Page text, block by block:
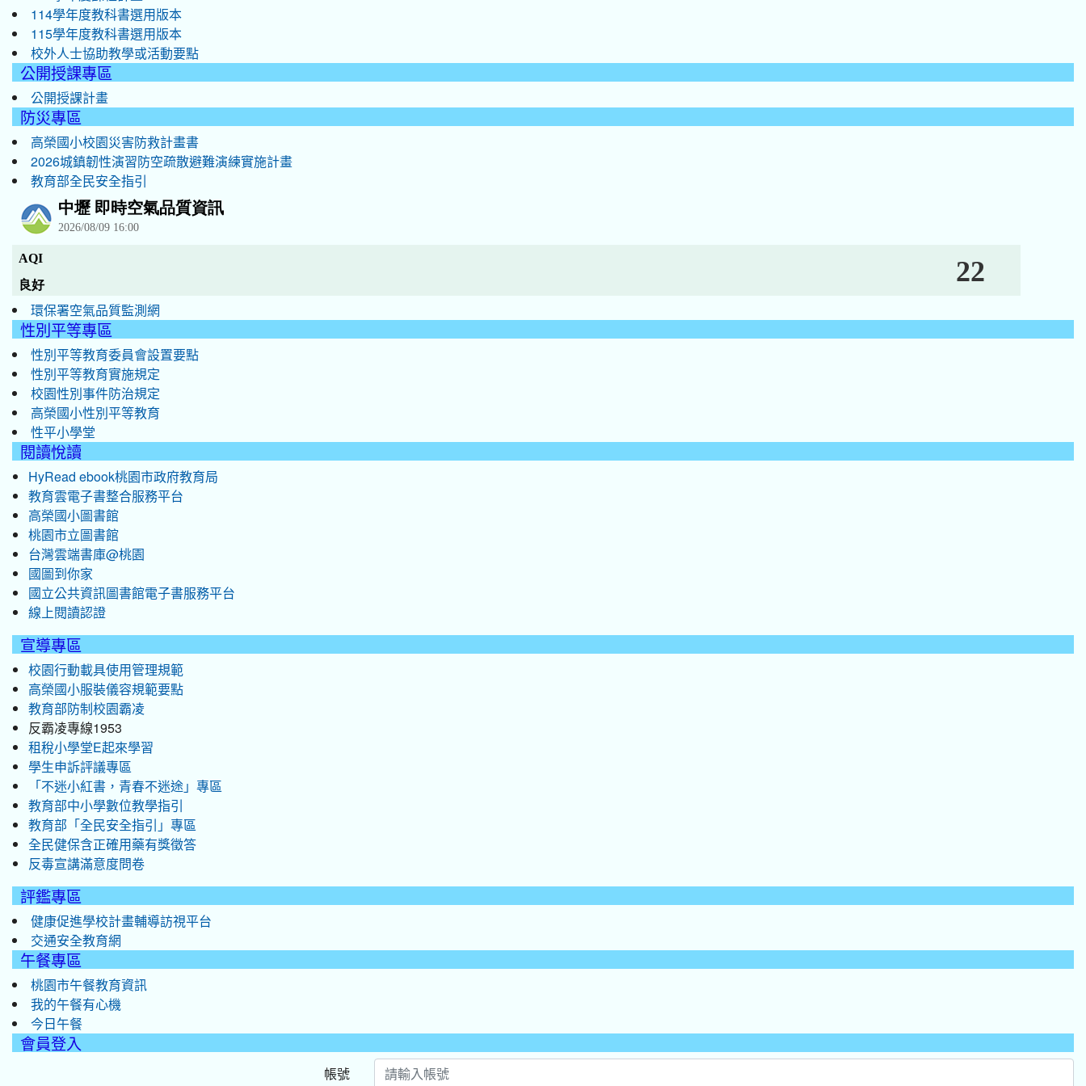
114學年度教科書選用版本
115學年度教科書選用版本
校外人士協助教學或活動要點
公開授課專區
公開授課計畫
防災專區
高榮國小校園災害防救計畫書
2026城鎮韌性演習防空疏散避難演練實施計畫
教育部全民安全指引
環保署空氣品質監測網
性別平等專區
性別平等教育委員會設置要點
性別平等教育實施規定
校園性別事件防治規定
高榮國小性別平等教育
性平小學堂
閱讀悅讀
HyRead ebook桃園市政府教育局
教育雲電子書整合服務平台
高榮國小圖書館
桃園市立圖書館
台灣雲端書庫@桃園
國圖到你家
國立公共資訊圖書館電子書服務平台
線上閱讀認證
宣導專區
校園行動載具使用管理規範
高榮國小服裝儀容規範要點
教育部防制校園霸凌
反霸凌專線1953
租稅小學堂E起來學習
學生申訴評議專區
「不迷小紅書，青春不迷途」專區
教育部中小學數位教學指引
教育部「全民安全指引」專區
全民健保含正確用藥有獎徵答
反毒宣講滿意度問卷
評鑑專區
健康促進學校計畫輔導訪視平台
交通安全教育網
午餐專區
桃園市午餐教育資訊
我的午餐有心機
今日午餐
會員登入
帳號